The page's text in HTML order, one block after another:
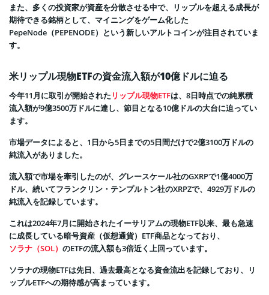
また、多くの投資家が資産を分散させる中で、リップルを超える成長が
期待できる銘柄として、マイニングをゲーム化した
PepeNode（PEPENODE）という新しいアルトコインが注目されていま
す。
米リップル現物ETFの資金流入額が10億ドルに迫る
今年11月に取引が開始された リップル現物ETFは、8日時点での純累積
流入額が9億3500万ドルに達し、節目となる10億ドルの大台に迫ってい
ます。
市場データによると、1日から5日までの5日間だけで2億3100万ドルの
純流入がありました。
流入額で市場を牽引したのが、グレースケール社のGXRPで1億4000万
ドル、続いてフランクリン・テンプルトン社のXRPZで、4929万ドルの
純流入を記録しています。
これは2024年7月に開始されたイーサリアムの現物ETF以来、最も急速
に成長している暗号資産（仮想通貨）ETF商品となっており、
ソラナ（SOL） のETFの流入額も3倍近く上回っています。
ソラナの現物ETFは先日、過去最高となる資金流出を記録しており、リ
ップルETFへの期待感が高まっています。